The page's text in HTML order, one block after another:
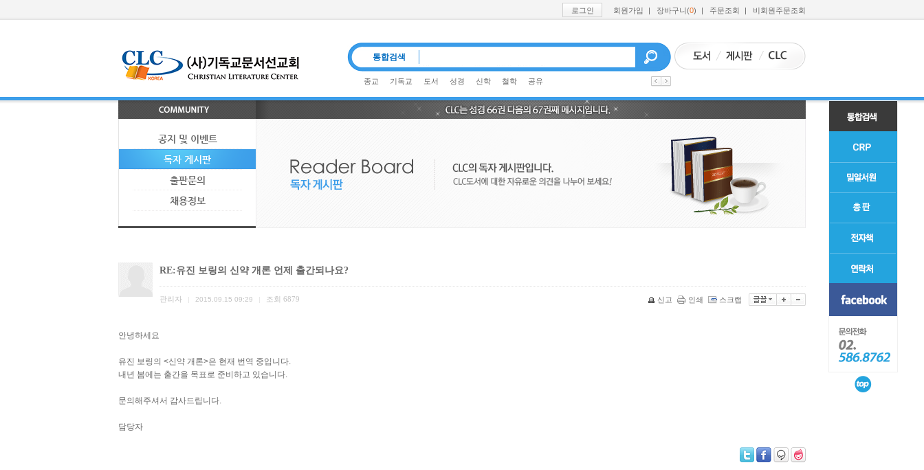
로그인 회원가입 | 장바구니(0) | 주문조회 | 비회원주문조회
통합검색
종교 기독교 도서 성경 신학 철학 공유
공지 및 이벤트
독자 게시판
출판문의
채용정보
RE:유진 보링의 신약 개론 언제 출간되나요?
관리자 2015.09.15 09:29 조회 6879 신고 인쇄 스크랩
안녕하세요
유진 보링의 <신약 개론>은 현재 번역 중입니다.
내년 봄에는 출간을 목표로 준비하고 있습니다.
문의해주셔서 감사드립니다.
담당자